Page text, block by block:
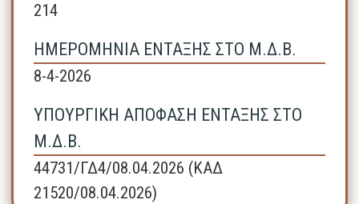
214
ΗΜΕΡΟΜΗΝΙΑ ΕΝΤΑΞΗΣ ΣΤΟ Μ.Δ.Β.
8-4-2026
ΥΠΟΥΡΓΙΚΗ ΑΠΟΦΑΣΗ ΕΝΤΑΞΗΣ ΣΤΟ
Μ.Δ.Β.
44731/ΓΔ4/08.04.2026 (ΚΑΔ
21520/08.04.2026)